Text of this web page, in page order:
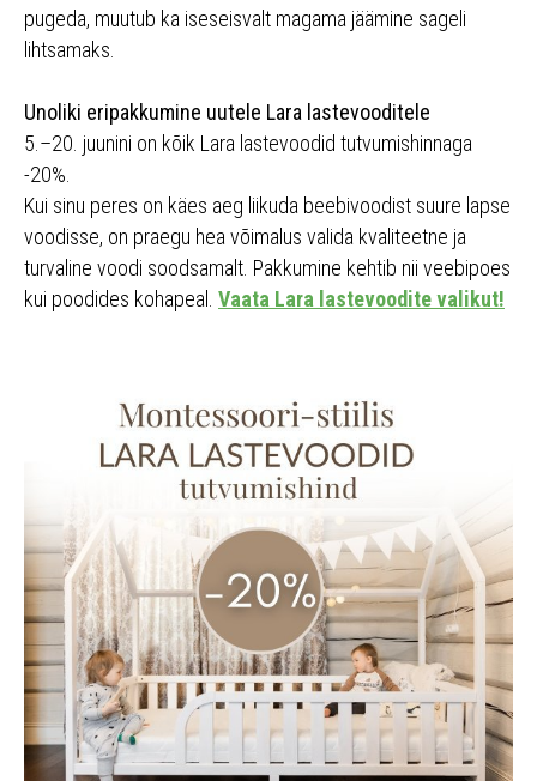
pugeda, muutub ka iseseisvalt magama jäämine sageli
lihtsamaks.
Unoliki eripakkumine uutele Lara lastevooditele
5.–20. juunini on kõik Lara lastevoodid tutvumishinnaga
-20%.
Kui sinu peres on käes aeg liikuda beebivoodist suure lapse
voodisse, on praegu hea võimalus valida kvaliteetne ja
turvaline voodi soodsamalt. Pakkumine kehtib nii veebipoes
kui poodides kohapeal. Vaata Lara lastevoodite valikut!